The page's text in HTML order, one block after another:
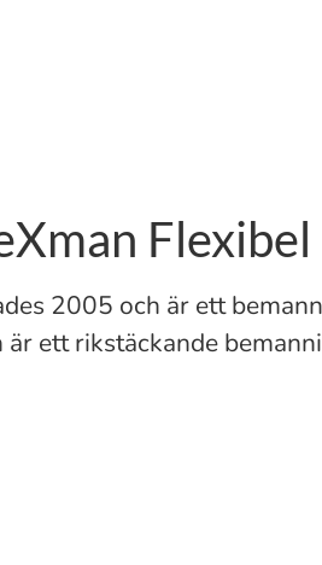
2005 och är ett
ett rikstäckande